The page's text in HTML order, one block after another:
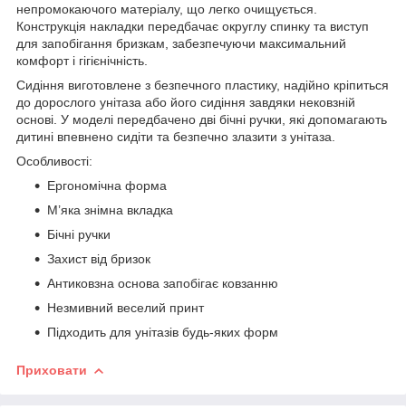
непромокаючого матеріалу, що легко очищується.
Конструкція накладки передбачає округлу спинку та виступ
для запобігання бризкам, забезпечуючи максимальний
комфорт і гігієнічність.
Сидіння виготовлене з безпечного пластику, надійно кріпиться
до дорослого унітаза або його сидіння завдяки нековзній
основі. У моделі передбачено дві бічні ручки, які допомагають
дитині впевнено сидіти та безпечно злазити з унітаза.
Особливості:
Ергономічна форма
М’яка знімна вкладка
Бічні ручки
Захист від бризок
Антиковзна основа запобігає ковзанню
Незмивний веселий принт
Підходить для унітазів будь-яких форм
Приховати